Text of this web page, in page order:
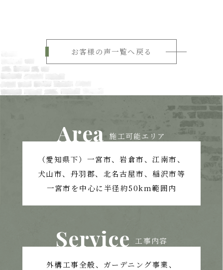
お客様の声一覧へ戻る
Area 施工可能エリア
（愛知県下）一宮市、岩倉市、江南市、
犬山市、丹羽郡、北名古屋市、稲沢市等
一宮市を中心に半径約50km範囲内
Service 工事内容
外構工事全般、ガーデニング事業、